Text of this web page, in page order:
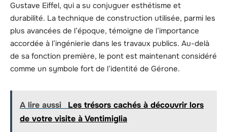
Gustave Eiffel, qui a su conjuguer esthétisme et
durabilité. La technique de construction utilisée, parmi les
plus avancées de l’époque, témoigne de l’importance
accordée à l’ingénierie dans les travaux publics. Au-delà
de sa fonction première, le pont est maintenant considéré
comme un symbole fort de l’identité de Gérone.
A lire aussi
Les trésors cachés à découvrir lors
de votre visite à Ventimiglia